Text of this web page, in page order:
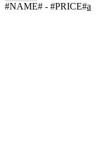
#NAME# - #PRICE#a